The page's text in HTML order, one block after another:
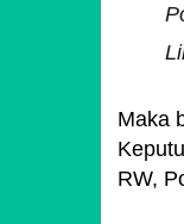
Maka
RW,